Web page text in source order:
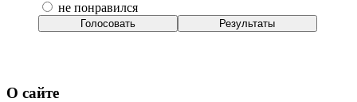
не понравился
О сайте